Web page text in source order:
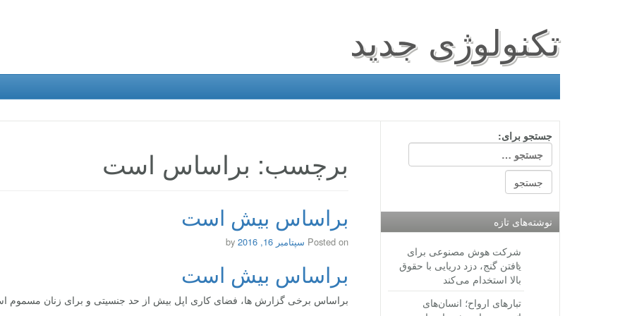
تکنولوژی جدید
برچسب: براساس است
براساس بیش است
Posted on سپتامبر 16, 2016 by
براساس بیش است
براساس برخی گزارش ها، فضای کاری اپل بیش از حد جنسیتی و برای زنان مسموم
جستجو برای:
نوشته‌های تازه
شرکت هوش مصنوعی برای
یافتن گنج، دزد دریایی با حقوق
بالا استخدام می‌کند
تبارهای ارواح؛ انسان‌های